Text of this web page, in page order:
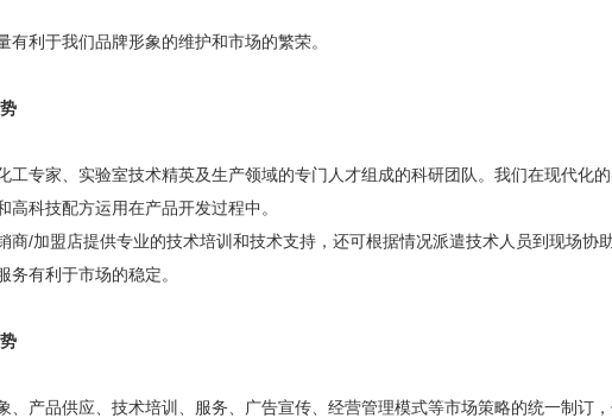
有利于我们品牌形象的维护和市场的繁荣。
工专家、实验室技术精英及生产领域的专门人才组成的科研团队。我们在现代化
高科技配方运用在产品开发过程中。
商/加盟店提供专业的技术培训和技术支持，还可根据情况派遣技术人员到现场协助
务有利于市场的稳定。
、产品供应、技术培训、服务、广告宣传、经营管理模式等市场策略的统一制订，